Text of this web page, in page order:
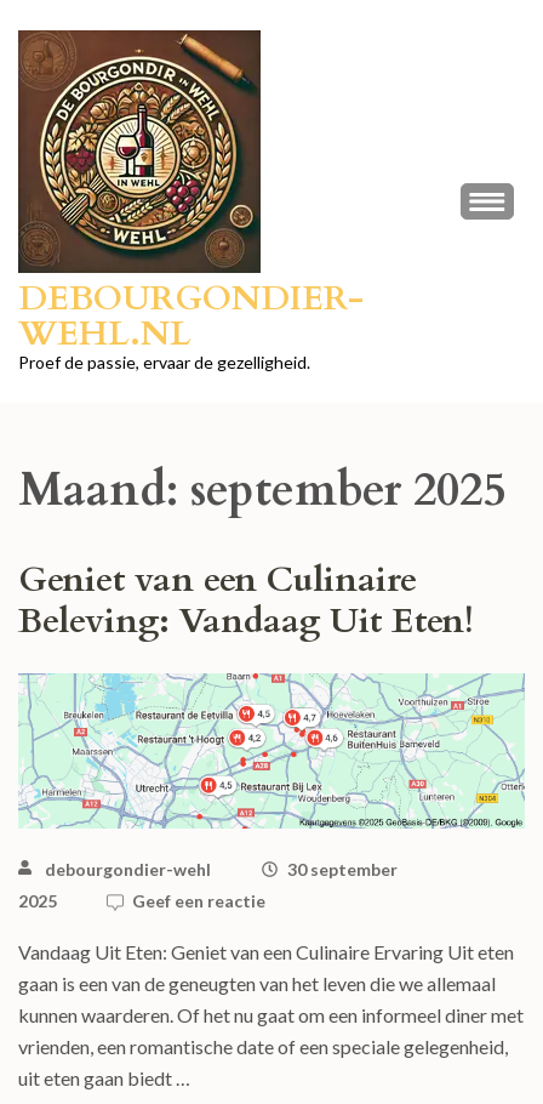
naar
inhoud
Enter)
DEBOURGONDIER-
WEHL.NL
Proef de passie, ervaar de gezelligheid.
Maand: september 2025
Geniet van een Culinaire
Beleving: Vandaag Uit Eten!
debourgondier-wehl
30 september
2025
Geef een reactie
Vandaag Uit Eten: Geniet van een Culinaire Ervaring Uit eten
gaan is een van de geneugten van het leven die we allemaal
kunnen waarderen. Of het nu gaat om een informeel diner met
vrienden, een romantische date of een speciale gelegenheid,
uit eten gaan biedt …